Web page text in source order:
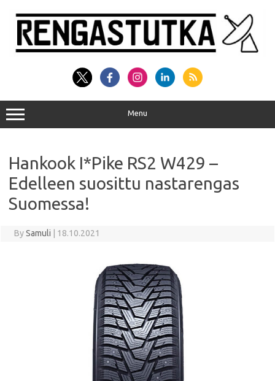
content
Menu
Hankook I*Pike RS2 W429 –
Edelleen suosittu nastarengas
Suomessa!
BySamuli 18.10.2021